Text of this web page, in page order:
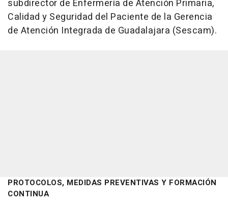
subdirector de Enfermería de Atención Primaria,
Calidad y Seguridad del Paciente de la Gerencia
de Atención Integrada de Guadalajara (Sescam).
PROTOCOLOS, MEDIDAS PREVENTIVAS Y FORMACIÓN
CONTINUA